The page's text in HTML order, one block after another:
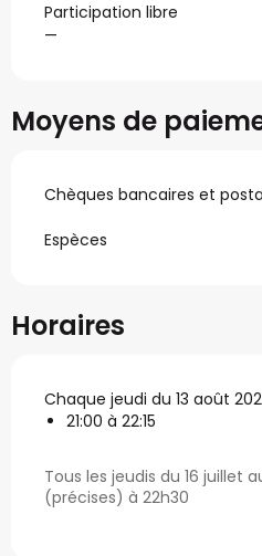
Participation libre
—
Moyens de
Chèques bancaires et
Espèces
Horaires
Chaque jeudi du 13 août
21:00 à 22:15
Tous les jeudis du 16 juillet
(précises) à 22h30